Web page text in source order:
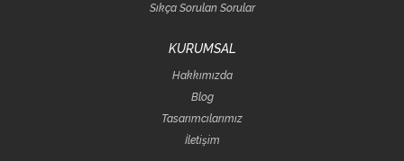
Sıkça Sorulan Sorular
KURUMSAL
Hakkımızda
Blog
Tasarımcılarımız
İletişim